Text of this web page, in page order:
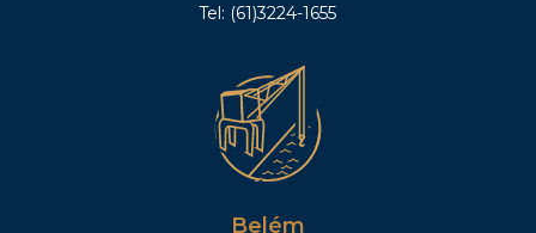
Tel: (61)3224-1655
Belém